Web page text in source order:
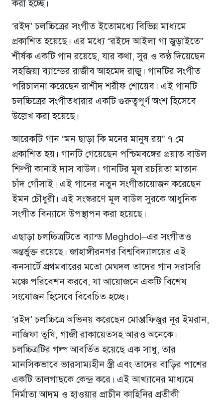
করা হচ্ছে।
‘রইদ’ চলচ্চিত্রের সংগীত ইতোমধ্যে বিভিন্ন মাধ্যমে
প্রকাশিত হয়েছে। এর মধ্যে “রইদে আইলা গা জুড়াইতে”
শীর্ষক একটি গান রয়েছে, যার কথা, সুর ও কণ্ঠ দিয়েছেন
সহজিয়া ব্যান্ডের রাজীব আহমেদ রাজু। গানটির সংগীত
পরিচালনা করেছেন রাশীদ শরীফ শোয়েব। এই গানটি
চলচ্চিত্রের সংগীতধারার একটি গুরুত্বপূর্ণ অংশ হিসেবে
উল্লেখ করা হয়েছে।
আরেকটি গান “মন ছাড়া কি মনের মানুষ রয়” ৭ মে
প্রকাশিত হয়। গানটি গেয়েছেন পশ্চিমবঙ্গের প্রয়াত বাউল
শিল্পী কানাই দাস বাউল। গানটির মূল রচয়িতা মাতান
চাঁদ গোঁসাই। এই গানের নতুন সংগীতায়োজন করেছেন
ইমন চৌধুরী। এই সংস্করণে মূল বাউল সুরকে আধুনিক
সংগীত বিন্যাসে উপস্থাপন করা হয়েছে।
এছাড়া চলচ্চিত্রটিতে ব্যান্ড Meghdol–এর সংগীতও
অন্তর্ভুক্ত রয়েছে। জাহাঙ্গীরনগর বিশ্ববিদ্যালয়ের এই
কনসার্টে প্রথমবারের মতো মেঘদল তাদের গান সরাসরি
মঞ্চে পরিবেশন করবে, যা আয়োজনে একটি বিশেষ
সংযোজন হিসেবে বিবেচিত হচ্ছে।
‘রইদ’ চলচ্চিত্রে অভিনয় করেছেন মোস্তাফিজুর নূর ইমরান,
নাজিফা তুষি, গাজী রাকায়েতসহ আরও অনেকে।
চলচ্চিত্রটির গল্প আবর্তিত হয়েছে এক সাধু, তার
মানসিকভাবে ভারসাম্যহীন স্ত্রী এবং তাদের বাড়ির পাশের
একটি তালগাছকে কেন্দ্র করে। এই আখ্যানের মাধ্যমে
নির্মাতা আদম ও হাওয়ার প্রাচীন কাহিনির প্রতীকী